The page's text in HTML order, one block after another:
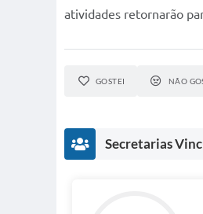
atividades retornarão
GOSTEI NÃO
Secretarias